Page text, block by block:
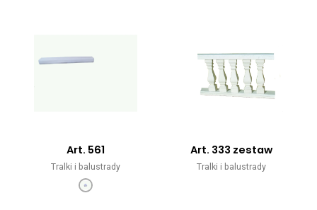
Art. 561
Tralki i balustrady
Art. 333 zestaw
Tralki i balustrady